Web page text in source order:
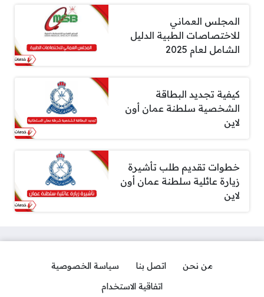
المجلس العماني
للاختصاصات الطبية الدليل
الشامل لعام 2025
كيفية تجديد البطاقة
الشخصية سلطنة عمان أون
لاين
خطوات تقديم طلب تأشيرة
زيارة عائلية سلطنة عمان أون
لاين
من نحن اتصل بنا
سياسة الخصوصية
اتفاقية الاستخدام